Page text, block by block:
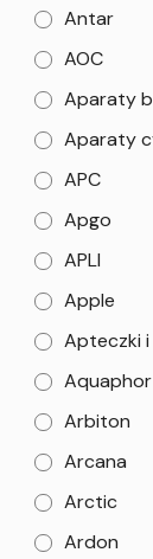
Antar
AOC
Aparaty
Aparaty
APC
Apgo
APLI
Apple
Apteczki
Aquaphor
Arbiton
Arcana
Arctic
Ardon